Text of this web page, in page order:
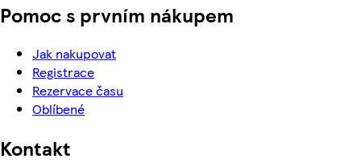
Pomoc s prvním nákupem
Jak nakupovat
Registrace
Rezervace času
Oblíbené
Kontakt